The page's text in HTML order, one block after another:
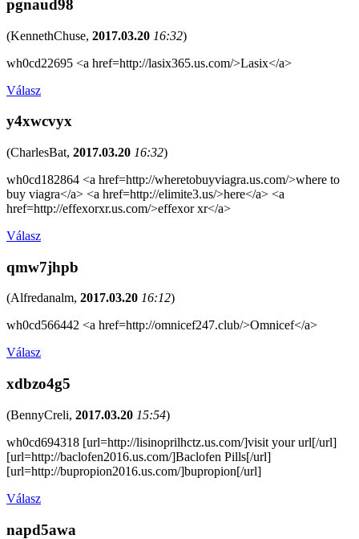
pgnaud98
(KennethChuse, 2017.03.20 16:32)
wh0cd22695 <a href=http://lasix365.us.com/>Lasix</a>
Válasz
y4xwcvyx
(CharlesBat, 2017.03.20 16:32)
wh0cd182864 <a href=http://wheretobuyviagra.us.com/>where to
buy viagra</a> <a href=http://elimite3.us/>here</a> <a
href=http://effexorxr.us.com/>effexor xr</a>
Válasz
qmw7jhpb
(Alfredanalm, 2017.03.20 16:12)
wh0cd566442 <a href=http://omnicef247.club/>Omnicef</a>
Válasz
xdbzo4g5
(BennyCreli, 2017.03.20 15:54)
wh0cd694318 [url=http://lisinoprilhctz.us.com/]visit your url[/url]
[url=http://baclofen2016.us.com/]Baclofen Pills[/url]
[url=http://bupropion2016.us.com/]bupropion[/url]
Válasz
napd5awa